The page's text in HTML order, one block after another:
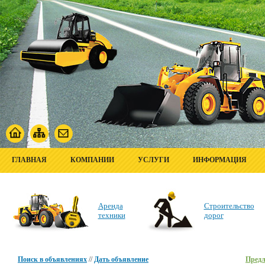
ГЛАВНАЯ КОМПАНИИ УСЛУГИ ИНФОРМАЦИЯ
Аренда
техники
Строительство
дорог
Поиск в объявлениях //Дать объявление